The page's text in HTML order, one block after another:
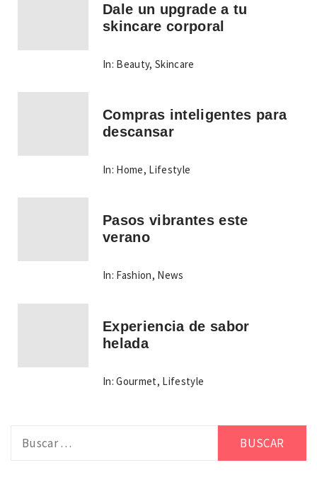
Dale un upgrade a tu
skincare corporal
In: Beauty,Skincare
Compras inteligentes para
descansar
In: Home, Lifestyle
Pasos vibrantes este
verano
In: Fashion, News
Experiencia de sabor
helada
In: Gourmet, Lifestyle